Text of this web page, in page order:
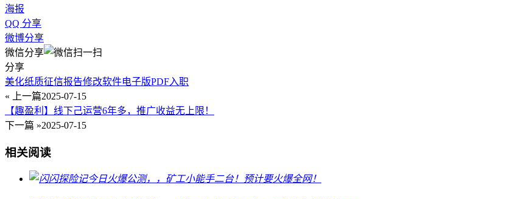
海报
QQ 分享
微博分享
微信分享
分享
美化纸质征信报告修改软件电子版PDF入职
« 上一篇2025-07-15
【趣盈利】线下己运营6年多，推广收益无上限！
下一篇 »2025-07-15
相关阅读